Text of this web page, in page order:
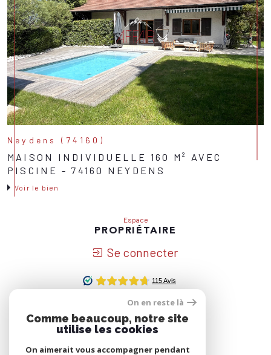
Neydens (74160)
MAISON INDIVIDUELLE 160 M² AVEC
PISCINE - 74160 NEYDENS
Voir le bien
Espace
PROPRIÉTAIRE
Se connecter
ADHÉRONS
On en reste là
Comme beaucoup, notre site
utilise les cookies
On aimerait vous accompagner pendant